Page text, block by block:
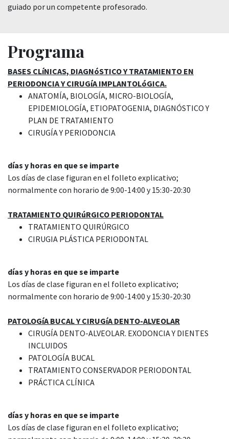
guiado por un competente profesorado.
Programa
BASES CLíNICAS, DIAGNóSTICO Y TRATAMIENTO EN
PERIODONCIA Y CIRUGíA IMPLANTOLóGICA.
ANATOMÍA, BIOLOGÍA, MICRO-BIOLOGÍA,
EPIDEMIOLOGÍA, ETIOPATOGENIA, DIAGNÓSTICO Y
PLAN DE TRATAMIENTO
CIRUGÍA Y PERIODONCIA
días y horas en que se imparte
Los días de clase figuran en el folleto explicativo;
normalmente con horario de 9:00-14:00 y 15:30-20:30
TRATAMIENTO QUIRúRGICO PERIODONTAL
TRATAMIENTO QUIRÚRGICO
CIRUGIA PLÁSTICA PERIODONTAL
días y horas en que se imparte
Los días de clase figuran en el folleto explicativo;
normalmente con horario de 9:00-14:00 y 15:30-20:30
PATOLOGíA BUCAL Y CIRUGíA DENTO-ALVEOLAR
CIRUGÍA DENTO-ALVEOLAR. EXODONCIA Y DIENTES
INCLUIDOS
PATOLOGÍA BUCAL
TRATAMIENTO CONSERVADOR PERIODONTAL
PRÁCTICA CLÍNICA
días y horas en que se imparte
Los días de clase figuran en el folleto explicativo;